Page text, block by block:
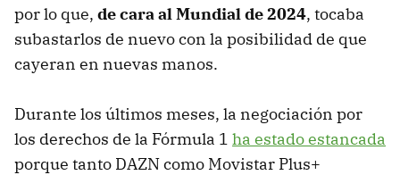
por lo que, de cara al Mundial de 2024, tocaba
subastarlos de nuevo con la posibilidad de que
cayeran en nuevas manos.
Durante los últimos meses, la negociación por
los derechos de la Fórmula 1 ha estado estancada
porque tanto DAZN como Movistar Plus+